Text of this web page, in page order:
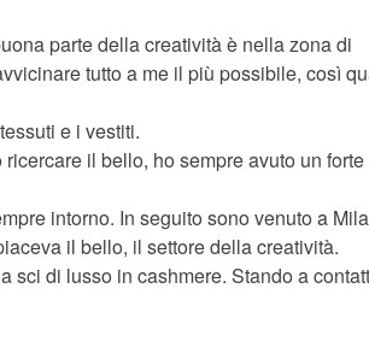
parte della creatività è nella zona di
tutto a me il più possibile, così
e i vestiti.
il bello, ho sempre avuto un
intorno. In seguito sono venuto a
il bello, il settore della creatività.
sci di lusso in cashmere. Stando a